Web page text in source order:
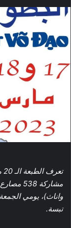
مشاركة
واناث)، يومي
تبسة.